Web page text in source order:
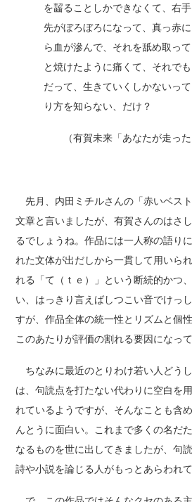
を齧ることしかできなくて、右
先がぼろぼろになって、真っ赤
ら血が滲んで、それを舐め取っ
と焼けたように痛くて、それで
だって、生きていくしかないっ
り方を知らない、だけ？
（有賀未来「あなたが走っ
先月、内田ミチルさんの「赤いベス
文章と言いましたが、有賀さんのはさ
るでしょうね。作品には一人称の語り
れた文体が出だしから一貫して用いら
れる「て（ｔｅ）」という断続的かつ
い、はっきり言えばしつこい音でけっ
すが、作品全体の統一性とリズムと個
このあたりが評価の割れる要因になっ
ちなみに最近のとりわけ若い人どう
は、句読点を打たない代わりに空白を
れているようですが、そんなことも含
んとうに面白い。これまで多くの名だ
なるものを世に出してきましたが、句
詩や小説を論じる人がもっとあらわれ